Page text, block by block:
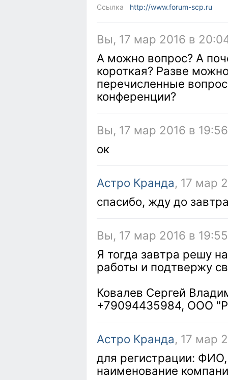
Ссылка http://www.forum-scp.ru
Вы, 17 мар 2016 в
А можно вопрос? А
короткая? Разве
перечисленные
конференции?
Вы, 17 мар 2016 в
ок
Астро Кранда, 17 мар
спасибо, жду до
Вы, 17 мар 2016 в
Я тогда завтра решу
работы и подтвержу
Ковалев Сергей
+79094435984, ООО
Астро Кранда, 17 мар
для регистрации:
наименование